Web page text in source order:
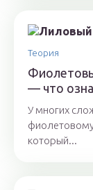
Теория
— что
У многих
фиолетовому
который...